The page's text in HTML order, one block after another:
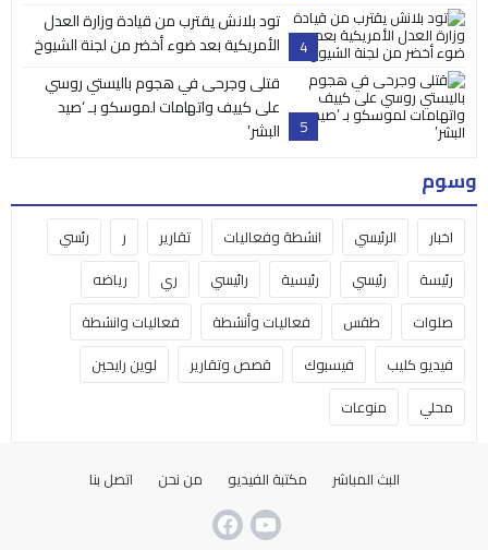
4
تود بلانش يقترب من قيادة وزارة العدل
الأمريكية بعد ضوء أخضر من لجنة الشيوخ
5
قتلى وجرحى في هجوم باليستي روسي
على كييف واتهامات لموسكو بـ ‘صيد
البشر’
وسوم
اخبار الرئيسي انشطة وفعاليات تقارير ر
رئسي
رئيسة
رئيسي رئيسية رائيسي ري
رياضه
صلوات
طقس فعاليات وأنشطة
فعاليات وانشطة
فيديو كليب
فيسبوك قصص وتقارير
لوين رايحين
محلي
منوعات
البث المباشر مكتبة الفيديو من نحن اتصل بنا